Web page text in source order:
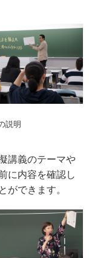
説明
講義のテーマや
に内容を確認し
ができます。